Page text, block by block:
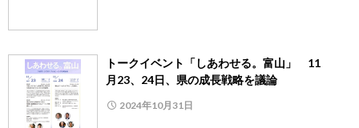
トークイベント「しあわせる。富山」 11
月23、24日、県の成長戦略を議論
2024年10月31日